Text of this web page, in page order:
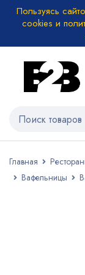
Пользуясь
cookies и
Главная
Вафельницы